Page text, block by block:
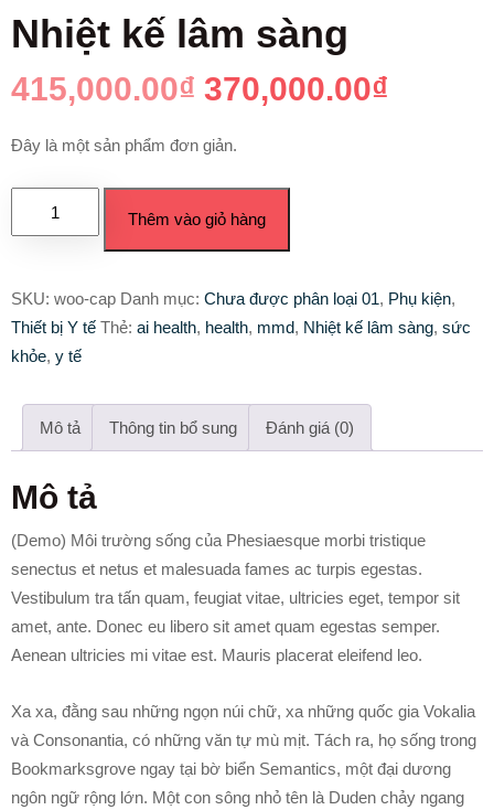
Nhiệt kế lâm sàng
415,000.00₫ 370,000.00₫
Đây là một sản phẩm đơn giản.
Thêm vào giỏ hàng
SKU: woo-cap Danh mục: Chưa được phân loại 01, Phụ kiện,
Thiết bị Y tế Thẻ: ai health, health, mmd, Nhiệt kế lâm sàng, sức
khỏe, y tế
Mô tả Thông tin bổ sung Đánh giá (0)
Mô tả
(Demo) Môi trường sống của Phesiaesque morbi tristique
senectus et netus et malesuada fames ac turpis egestas.
Vestibulum tra tấn quam, feugiat vitae, ultricies eget, tempor sit
amet, ante. Donec eu libero sit amet quam egestas semper.
Aenean ultricies mi vitae est. Mauris placerat eleifend leo.
Xa xa, đằng sau những ngọn núi chữ, xa những quốc gia Vokalia
và Consonantia, có những văn tự mù mịt. Tách ra, họ sống trong
Bookmarksgrove ngay tại bờ biển Semantics, một đại dương
ngôn ngữ rộng lớn. Một con sông nhỏ tên là Duden chảy ngang